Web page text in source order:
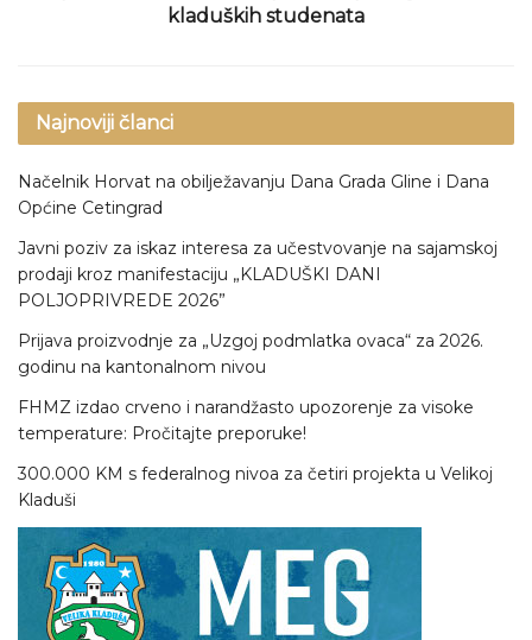
kladuških studenata
Najnoviji članci
Načelnik Horvat na obilježavanju Dana Grada Gline i Dana
Općine Cetingrad
Javni poziv za iskaz interesa za učestvovanje na sajamskoj
prodaji kroz manifestaciju „KLADUŠKI DANI
POLJOPRIVREDE 2026”
Prijava proizvodnje za „Uzgoj podmlatka ovaca“ za 2026.
godinu na kantonalnom nivou
FHMZ izdao crveno i narandžasto upozorenje za visoke
temperature: Pročitajte preporuke!
300.000 KM s federalnog nivoa za četiri projekta u Velikoj
Kladuši